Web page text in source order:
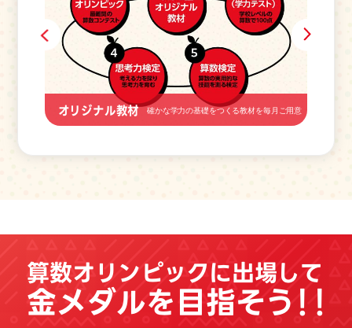
オリジナル教材 確かな学力の基礎をつくる教材を毎月ご用意
算数オリンピックに出場して
金メダルを目指そう！！